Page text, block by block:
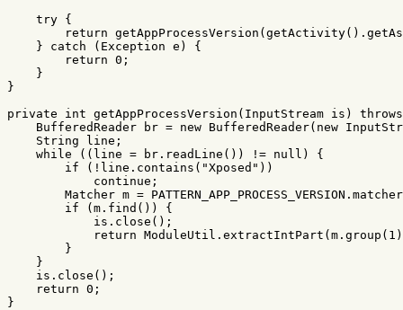
try {
return getAppProcessVersion ( getActivity().
}
catch ( Exception e )
{
return 0 ;
}
}
private
int getAppProcessVersion ( InputStream is )
throws
BufferedReader
br = new BufferedReader( new
String
line ;
while
(( line = br . readLine ()) != null )
{
if
(! line . contains ( "Xposed" ))
continue ;
Matcher m = PATTERN_APP_PROCESS_VERSION . matcher
if
( m . find ())
{
is . close ();
return ModuleUtil . extractIntPart ( m . group ( 1
}
}
is . close ();
return 0 ;
}